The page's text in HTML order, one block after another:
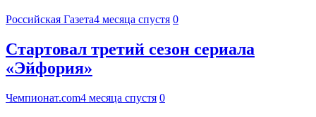
Российская Газета4 месяца спустя 0
Стартовал третий сезон сериала
«Эйфория»
Чемпионат.com4 месяца спустя 0